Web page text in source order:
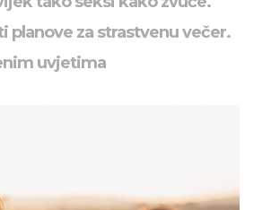
za strastvenu večer.
uvjetima